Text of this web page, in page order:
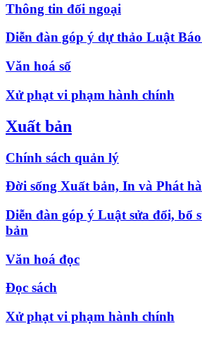
Thông tin đối ngoại
Diễn đàn góp ý dự thảo Luật
Văn hoá số
Xử phạt vi phạm hành chính
Xuất bản
Chính sách quản lý
Đời sống Xuất bản, In và Phát
Diễn đàn góp ý Luật sửa đổi, bổ
bản
Văn hoá đọc
Đọc sách
Xử phạt vi phạm hành chính